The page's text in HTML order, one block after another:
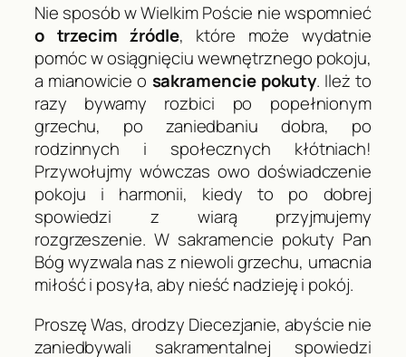
Nie sposób w Wielkim Poście nie wspomnieć
o trzecim źródle, które może wydatnie
pomóc w osiągnięciu wewnętrznego pokoju,
a mianowicie o sakramencie pokuty. Ileż to
razy bywamy rozbici po popełnionym
grzechu, po zaniedbaniu dobra, po
rodzinnych i społecznych kłótniach!
Przywołujmy wówczas owo doświadczenie
pokoju i harmonii, kiedy to po dobrej
spowiedzi z wiarą przyjmujemy
rozgrzeszenie. W sakramencie pokuty Pan
Bóg wyzwala nas z niewoli grzechu, umacnia
miłość i posyła, aby nieść nadzieję i pokój.
Proszę Was, drodzy Diecezjanie, abyście nie
zaniedbywali sakramentalnej spowiedzi